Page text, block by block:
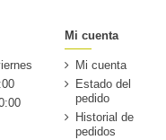
Mi cuenta
Mi cuenta
Estado del
pedido
Historial de
pedidos